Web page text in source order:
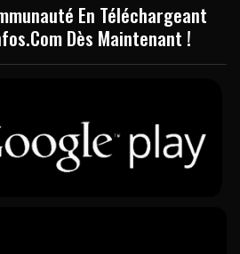
En Téléchargeant
Dès Maintenant !